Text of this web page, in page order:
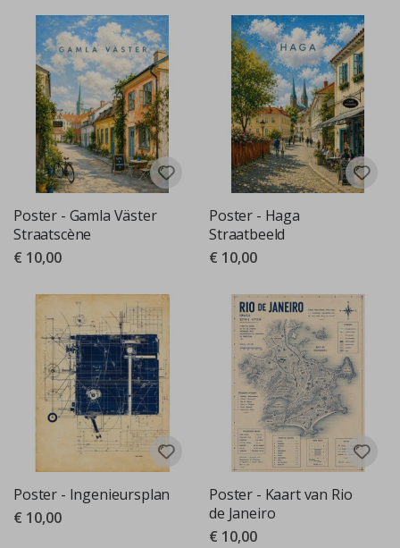
Poster - Gamla Väster
Straatscène
€ 10,00
Poster - Haga
Straatbeeld
€ 10,00
Poster - Ingenieursplan
€ 10,00
Poster - Kaart van Rio
de Janeiro
€ 10,00